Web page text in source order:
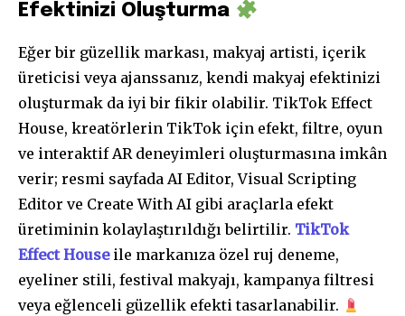
Efektinizi Oluşturma
Eğer bir güzellik markası, makyaj artisti, içerik
üreticisi veya ajanssanız, kendi makyaj efektinizi
oluşturmak da iyi bir fikir olabilir. TikTok Effect
House, kreatörlerin TikTok için efekt, filtre, oyun
ve interaktif AR deneyimleri oluşturmasına imkân
verir; resmi sayfada AI Editor, Visual Scripting
Editor ve Create With AI gibi araçlarla efekt
üretiminin kolaylaştırıldığı belirtilir. TikTok
Effect Houseile markanıza özel ruj deneme,
eyeliner stili, festival makyajı, kampanya filtresi
veya eğlenceli güzellik efekti tasarlanabilir.